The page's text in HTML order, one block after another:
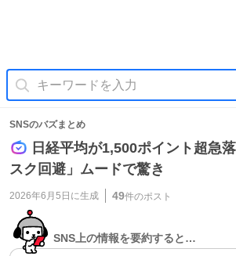
SNSのバズまとめ
日経平均が1,500ポイント超急
スク回避」ムードで驚き
2026年6月5日 に生成 49件のポスト
SNS上の情報を要約すると…